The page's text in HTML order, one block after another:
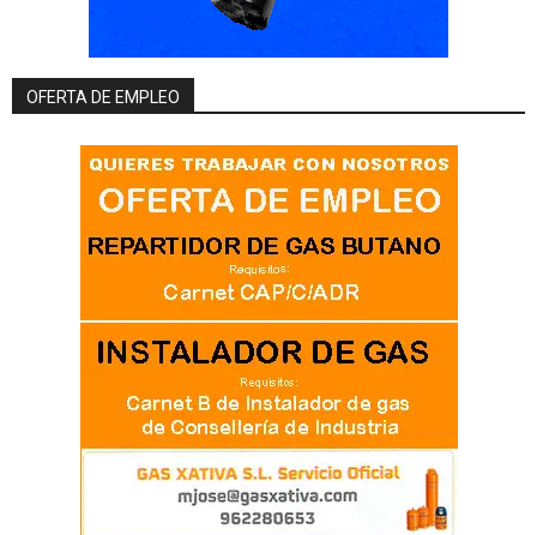
OFERTA DE EMPLEO